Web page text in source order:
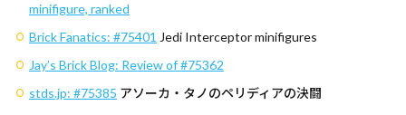
minifigure, ranked
Brick Fanatics: #75401 Jedi Interceptor minifigures
Jay’s Brick Blog: Review of#75362
stds.jp: #75385 アソーカ・タノのペリディアの決闘